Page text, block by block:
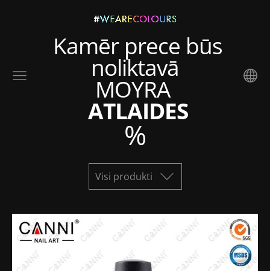
Kamēr prece būs
noliktavā
MOYRA
ATLAIDES
%
Visi produkti